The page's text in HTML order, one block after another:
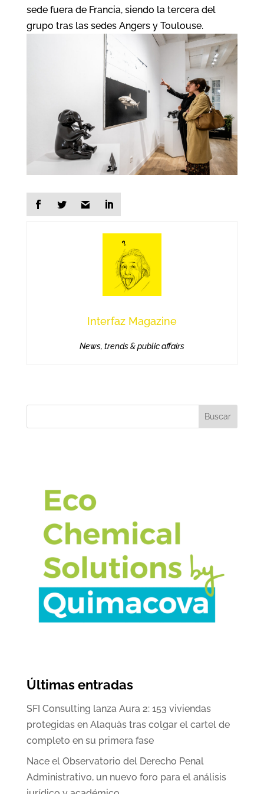
sede fuera de Francia, siendo la tercera del
grupo tras las sedes Angers y Toulouse.
Interfaz Magazine
News, trends & public affairs
Buscar
Últimas entradas
SFI Consulting lanza Aura 2: 153 viviendas
protegidas en Alaquàs tras colgar el cartel de
completo en su primera fase
Nace el Observatorio del Derecho Penal
Administrativo, un nuevo foro para el análisis